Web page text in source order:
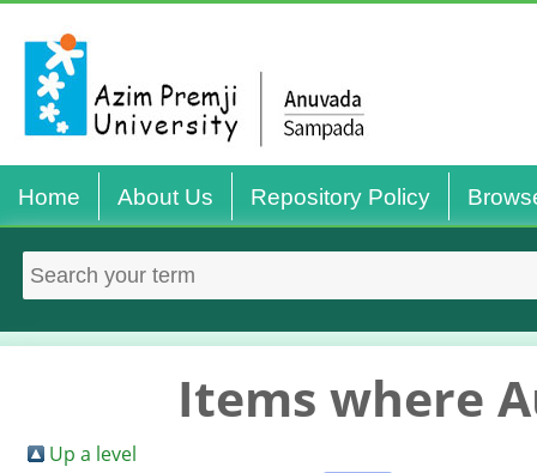
Home About Us Repository Policy
Items where
Up a level